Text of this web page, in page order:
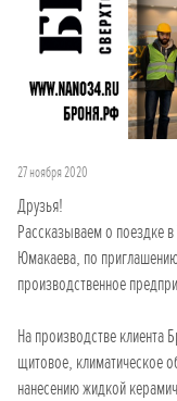
27 ноября 2020
Друзья!
Рассказываем о поездке
Юмакаева, по
производственное
На производстве клиента
щитовое, климатическое
нанесению жидкой